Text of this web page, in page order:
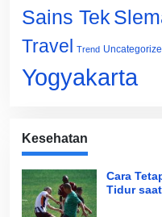
Sains Tek
Travel Trend
Yogyakarta
Kesehatan
Cara
Tidur